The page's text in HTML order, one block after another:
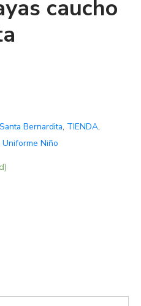
caucho
Bernardita, TIENDA,
Uniforme Niño